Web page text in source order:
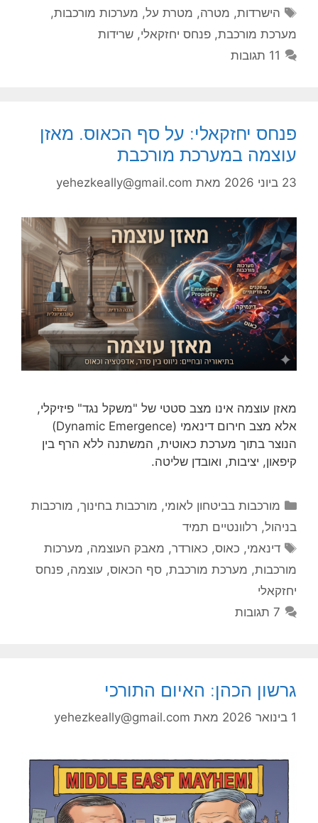
תגיות
הישרדות, מטרה, מטרת על, מערכות מורכבות,
מערכת מורכבת, פנחס יחזקאלי, שרידות
11 תגובות
פנחס יחזקאלי: על סף הכאוס. מאזן
עוצמה במערכת מורכבת
23 ביוני 2026 מאת yehezkeally@gmail.com
מאזן עוצמה אינו מצב סטטי של "משקל נגד" פיזיקלי,
אלא מצב חירום דינאמי (Dynamic Emergence)
הנוצר בתוך מערכת כאוטית, המשתנה ללא הרף בין
קיפאון, יציבות, ואובדן שליטה.
קטגוריות
מורכבות בביטחון לאומי, מורכבות בחינוך, מורכבות
בניהול, רלוונטיים תמיד
תגיות
דינאמי, כאוס, כאורדר, מאבק העוצמה, מערכות
מורכבות, מערכת מורכבת, סף הכאוס, עוצמה, פנחס
יחזקאלי
7 תגובות
גרשון הכהן: האיום התורכי
1 בינואר 2026 מאת yehezkeally@gmail.com